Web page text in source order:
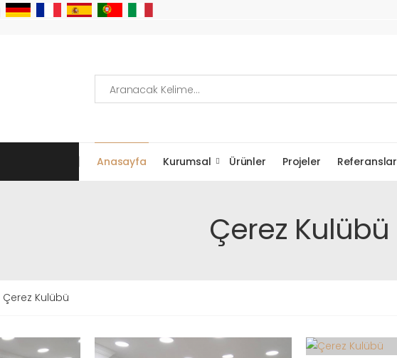
Anasayfa Kurumsal Ürünler Projeler Referanslar
Çerez Kulübü
Çerez Kulübü